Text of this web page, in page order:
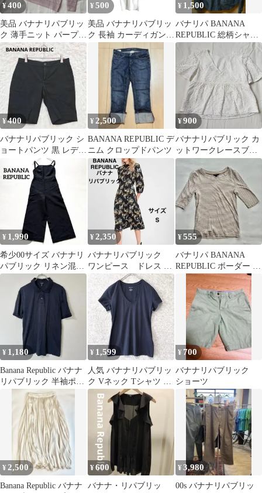
¥400
美品 バナナリパブリッ
ク 薄手ニット パープル
XXS 透かし編み シアー
総柄
¥ 500
美品 バナナリパブリッ
ク 長袖 カーディガン
XS ホワイト 麻 レーヨ
¥ 1,500
バナリパ BANANA
REPUBLIC 総柄シャツ
S コットン長袖シャツ
¥400
バナナリパブリック シ
ョートパンツ 黒 レディ
ース0（S〜Ｍ相当）チ
ノショーツ
¥2,500
BANANA REPUBLIC デ
ニム クロップドパンツ
¥900
バナナリパブリック カ
ットワークレースブラ
ウス 白 XS【即購入
OK・即日発送】
¥ 1,990
希少00サイズ バナナリ
パブリック リネン混ワ
イドレッグジャンプス
ーツ 黒 美脚
¥2,350
バナナリパブリック
ワンピース ドレス 花
柄 リボン ロング
S スリット
¥555
バナリパ BANANA
REPUBLIC ボーダー リ
ブTシャツ Mサイズ
¥ 1,180
Banana Republic バナナ
リパブリック 半袖ポロ
シャツ ネイビー M
¥ 1,599
人気 バナナリパブリッ
ク Vネック Tシャツ ネ
イビー XS 綿混 上品 定
¥ 700
バナナリパブリック
ショーツ
¥ 2,500
Banana Republic バナナ
¥600
バナナ・リパブリッ
¥3,980
00s バナナリパブリッ